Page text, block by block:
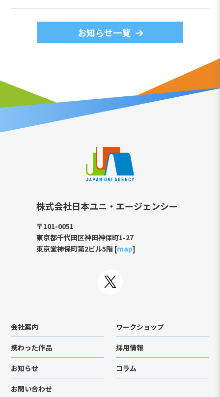
お知らせ一覧
株式会社日本ユニ・エージェンシー
〒101-0051
東京都千代田区神田神保町1-27
東京堂神保町第2ビル5階 [map]
会社案内 ワークショップ
携わった作品 採用情報
お知らせ コラム
お問い合わせ